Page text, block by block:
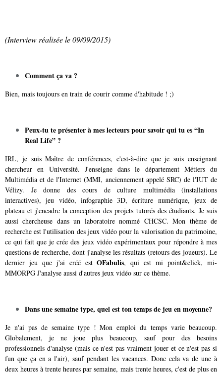
(Interview réalisée le 09/09/2015)
Comment ça va ?
Bien, mais toujours en train de courir comme d'habitude ! ;)
Peux-tu te présenter à mes lecteurs pour savoir qui tu es “In
Real Life” ?
IRL, je suis Maître de conférences, c'est-à-dire que je suis enseignant
chercheur en Université. J'enseigne dans le département Métiers du
Multimédia et de l'Internet (MMI, anciennement appelé SRC) de l'IUT de
Vélizy. Je donne des cours de culture multimédia (installations
interactives), jeu vidéo, infographie 3D, écriture numérique, jeux de
plateau et j'encadre la conception des projets tutorés des étudiants. Je suis
aussi chercheuse dans un laboratoire nommé CHCSC. Mon thème de
recherche est l'utilisation des jeux vidéo pour la valorisation du patrimoine,
ce qui fait que je crée des jeux vidéo expérimentaux pour répondre à mes
questions de recherche, dont j'analyse les résultats (retours des joueurs). Le
dernier jeu que j'ai créé estOFabulis, qui est mi point&click, mi-
MMORPG J'analyse aussi d'autres jeux vidéo sur ce thème.
Dans une semaine type, quel est ton temps de jeu en moyenne?
Je n'ai pas de semaine type ! Mon emploi du temps varie beaucoup.
Globalement, je ne joue plus beaucoup, sauf pour des besoins
professionnels d'analyse (mais ce n'est pas vraiment jouer et ce n'est pas si
fun que ça en a l'air), sauf pendant les vacances. Donc cela va de une à
deux heures à trente heures par semaine, mais trente heures, c'est de plus en